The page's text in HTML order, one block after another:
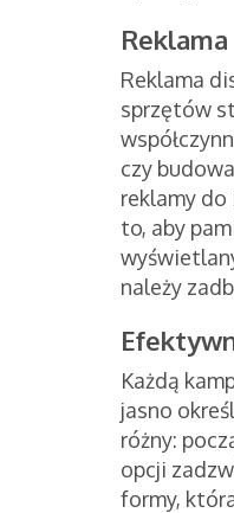
Reklama
sprzętów
czy
reklamy do
to, aby
należy
Każdą
jasno
różny:
opcji
formy,